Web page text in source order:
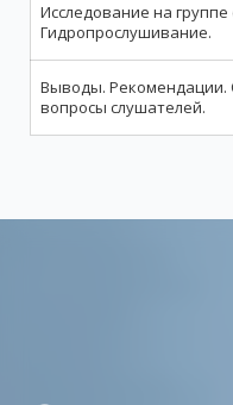
Исследование на группе
Гидропрослушивание.
Выводы. Рекомендации.
вопросы слушателей.